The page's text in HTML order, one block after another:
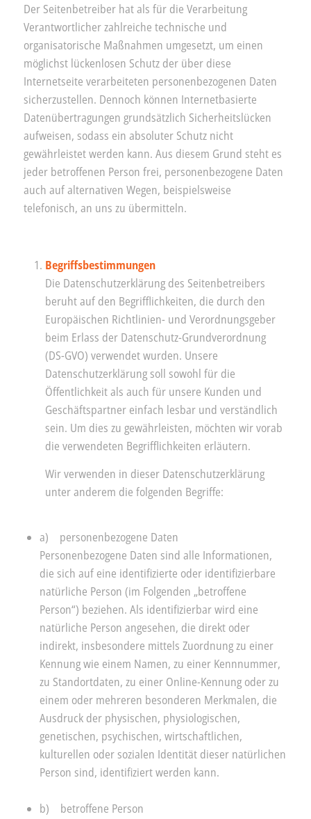
Der Seitenbetreiber hat als für die Verarbeitung
Verantwortlicher zahlreiche technische und
organisatorische Maßnahmen umgesetzt, um einen
möglichst lückenlosen Schutz der über diese
Internetseite verarbeiteten personenbezogenen Daten
sicherzustellen. Dennoch können Internetbasierte
Datenübertragungen grundsätzlich Sicherheitslücken
aufweisen, sodass ein absoluter Schutz nicht
gewährleistet werden kann. Aus diesem Grund steht es
jeder betroffenen Person frei, personenbezogene Daten
auch auf alternativen Wegen, beispielsweise
telefonisch, an uns zu übermitteln.
Begriffsbestimmungen
Die Datenschutzerklärung des Seitenbetreibers
beruht auf den Begrifflichkeiten, die durch den
Europäischen Richtlinien- und Verordnungsgeber
beim Erlass der Datenschutz-Grundverordnung
(DS-GVO) verwendet wurden. Unsere
Datenschutzerklärung soll sowohl für die
Öffentlichkeit als auch für unsere Kunden und
Geschäftspartner einfach lesbar und verständlich
sein. Um dies zu gewährleisten, möchten wir vorab
die verwendeten Begrifflichkeiten erläutern.
Wir verwenden in dieser Datenschutzerklärung
unter anderem die folgenden Begriffe:
a) personenbezogene Daten
Personenbezogene Daten sind alle Informationen,
die sich auf eine identifizierte oder identifizierbare
natürliche Person (im Folgenden „betroffene
Person“) beziehen. Als identifizierbar wird eine
natürliche Person angesehen, die direkt oder
indirekt, insbesondere mittels Zuordnung zu einer
Kennung wie einem Namen, zu einer Kennnummer,
zu Standortdaten, zu einer Online-Kennung oder zu
einem oder mehreren besonderen Merkmalen, die
Ausdruck der physischen, physiologischen,
genetischen, psychischen, wirtschaftlichen,
kulturellen oder sozialen Identität dieser natürlichen
Person sind, identifiziert werden kann.
b) betroffene Person